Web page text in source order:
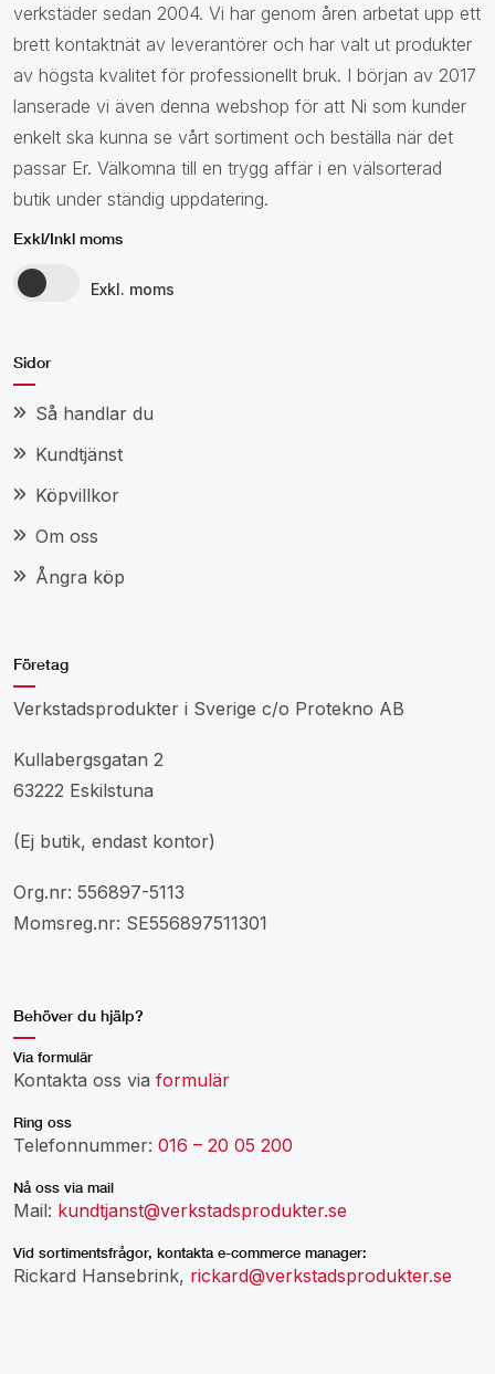
verkstäder sedan 2004. Vi har genom åren arbetat upp ett
brett kontaktnät av leverantörer och har valt ut produkter
av högsta kvalitet för professionellt bruk. I början av 2017
lanserade vi även denna webshop för att Ni som kunder
enkelt ska kunna se vårt sortiment och beställa när det
passar Er. Välkomna till en trygg affär i en välsorterad
butik under ständig uppdatering.
Exkl/Inkl moms
Exkl. moms
Sidor
Så handlar du
Kundtjänst
Köpvillkor
Om oss
Ångra köp
Företag
Verkstadsprodukter i Sverige c/o Protekno AB
Kullabergsgatan 2
63222 Eskilstuna
(Ej butik, endast kontor)
Org.nr: 556897-5113
Momsreg.nr: SE556897511301
Behöver du hjälp?
Via formulär
Kontakta oss via formulär
Ring oss
Telefonnummer: 016 – 20 05 200
Nå oss via mail
Mail: kundtjanst@verkstadsprodukter.se
Vid sortimentsfrågor, kontakta e-commerce manager:
Rickard Hansebrink, rickard@verkstadsprodukter.se